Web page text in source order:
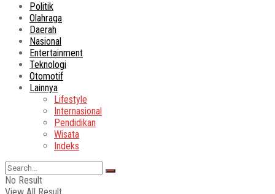
Politik
Olahraga
Daerah
Nasional
Entertainment
Teknologi
Otomotif
Lainnya
Lifestyle
Internasional
Pendidikan
Wisata
Indeks
No Result